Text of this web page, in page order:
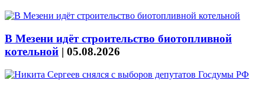
В Мезени идёт строительство биотопливной
котельной | 05.08.2026